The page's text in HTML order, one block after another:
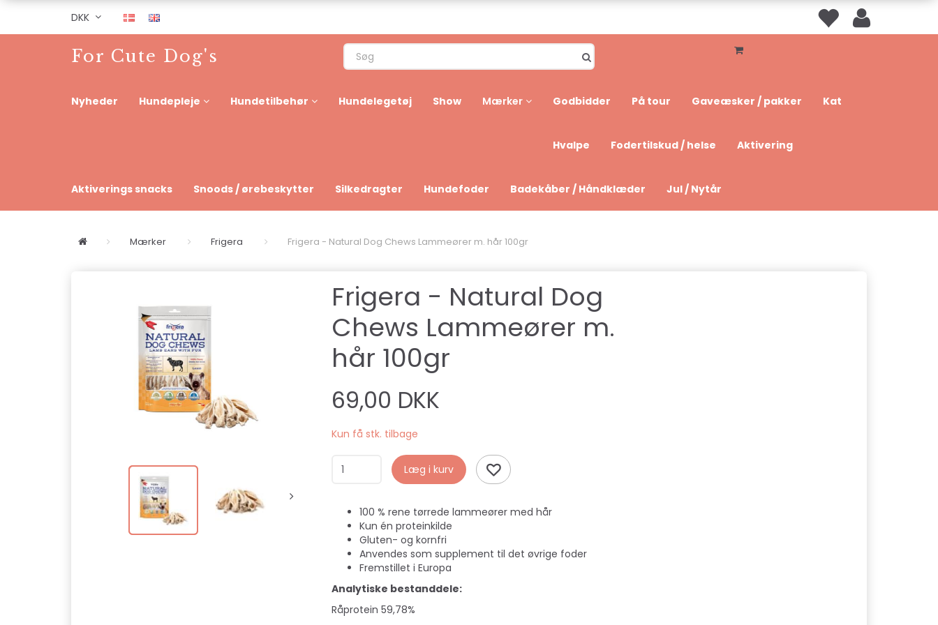
DKK
For Cute Dog's
Nyheder Hundepleje Hundetilbehør Hundelegetøj Show Mærker Godbidder På tour Gaveæsker / pakker Kat
Hvalpe Fodertilskud / helse Aktivering
Aktiverings snacks Snoods / ørebeskytter Silkedragter Hundefoder Badekåber / Håndklæder Jul / Nytår
Mærker Frigera Frigera - Natural Dog Chews Lammeører m. hår 100gr
Frigera - Natural Dog
Chews Lammeører m.
hår 100gr
69,00 DKK
Kun få stk. tilbage
Læg i kurv
100 % rene tørrede lammeører med hår
Kun én proteinkilde
Gluten- og kornfri
Anvendes som supplement til det øvrige foder
Fremstillet i Europa
Analytiske bestanddele:
Råprotein 59,78%